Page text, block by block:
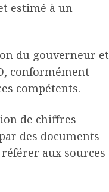
estimé à un
du gouverneur et
conformément
compétents.
de chiffres
des documents
aux sources